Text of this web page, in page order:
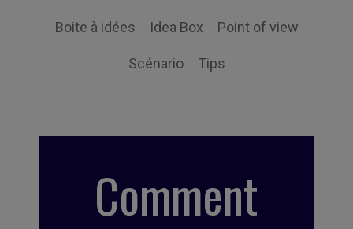
Boite à idées Idea Box Point of view
Scénario Tips
Comment